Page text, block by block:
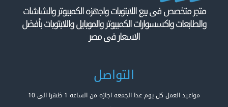
متجر متخصص فى بيع اللابتوبات واجهزه الكمبيوتر والشاشات
والطابعات واكسسوارات الكمبيوتر والموبايل واللابتوبات بأفضل
الاسعار فى مصر
التواصل
مواعيد العمل كل يوم عدا الجمعه اجازه من الساعه 1 ظهرا الى 10